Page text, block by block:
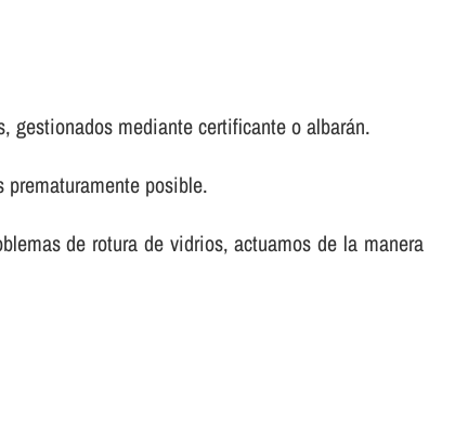
gestionados mediante certificante o albarán.
posible.
de rotura de vidrios, actuamos de la manera